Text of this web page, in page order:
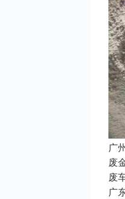
广
废
废
广